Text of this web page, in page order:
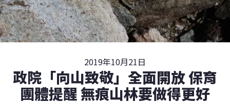
2019年10月21日
政院「向山致敬」全面開放 保育
團體提醒 無痕山林要做得更好